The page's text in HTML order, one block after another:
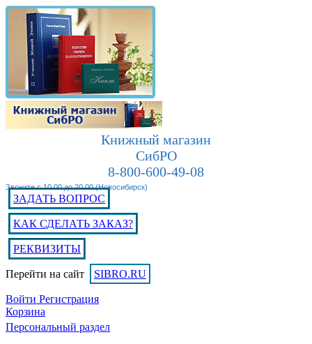
Книжный магазин
СибРО
8-800-600-49-08
Звоните с 10.00 до 20.00 (Новосибирск)
ЗАДАТЬ ВОПРОС
КАК СДЕЛАТЬ ЗАКАЗ?
РЕКВИЗИТЫ
Перейти на сайт SIBRO.RU
Войти Регистрация
Корзина
Персональный раздел